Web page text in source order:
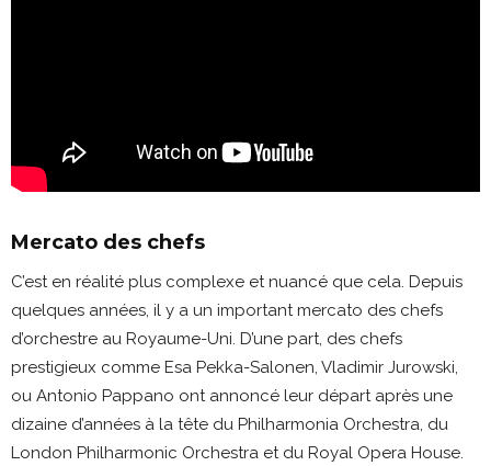
Mercato des chefs
C’est en réalité plus complexe et nuancé que cela. Depuis
quelques années, il y a un important mercato des chefs
d’orchestre au Royaume-Uni. D’une part, des chefs
prestigieux comme Esa Pekka-Salonen, Vladimir Jurowski,
ou Antonio Pappano ont annoncé leur départ après une
dizaine d’années à la tête du Philharmonia Orchestra, du
London Philharmonic Orchestra et du Royal Opera House.